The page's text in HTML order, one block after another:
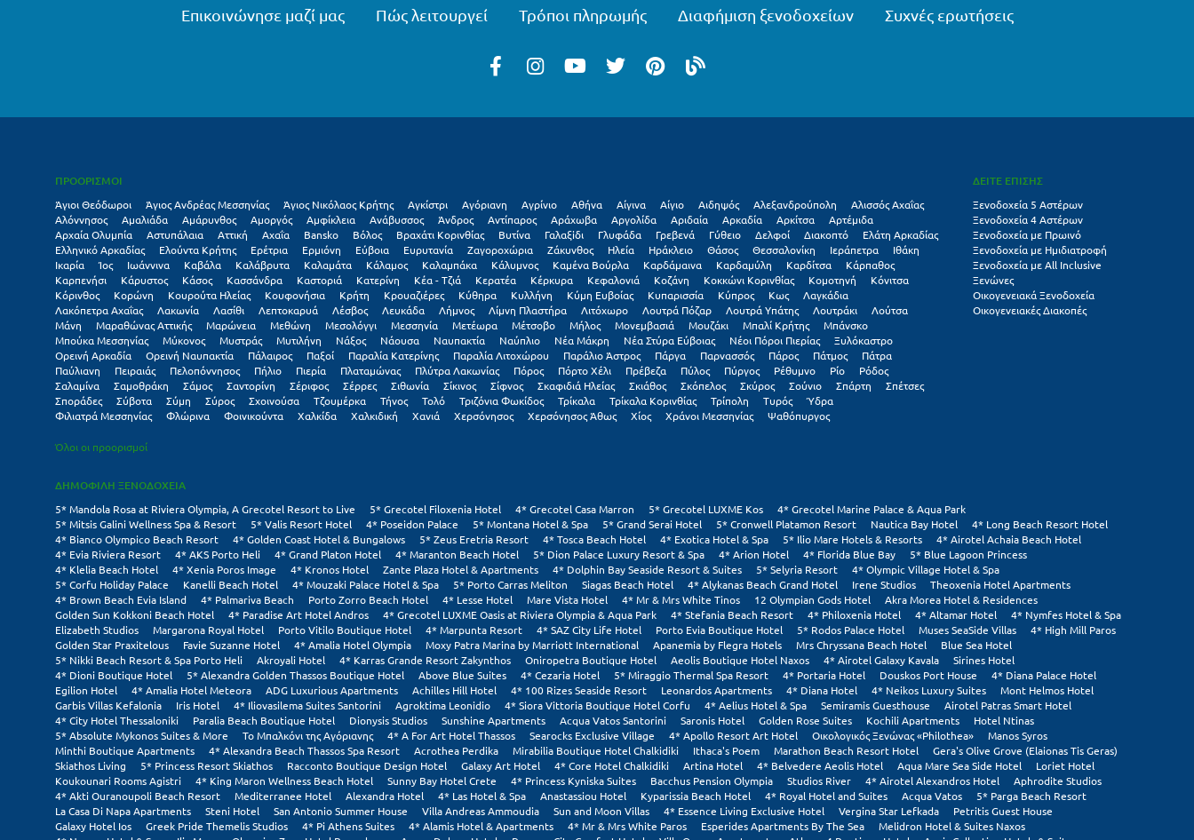
Επικοινώνησε μαζί μας Πώς λειτουργεί Τρόποι πληρωμής Διαφήμιση ξενοδοχείων Συχνές ερωτήσεις
ΠΡΟΟΡΙΣΜΟΙ
Άγιοι Θεόδωροι Άγιος Ανδρέας Μεσσηνίας Άγιος Νικόλαος Κρήτης Αγκίστρι Αγόριανη Αγρίνιο Αθήνα Αίγινα Αίγιο Αιδηψός Αλεξανδρούπολη
Αλισσός Αχαΐας
Αλόννησος
Αμαλιάδα Αμάρυνθος Αμοργός Αμφίκλεια Ανάβυσσος Άνδρος Αντίπαρος Αράχωβα Αργολίδα Αριδαία Αρκαδία Αρκίτσα
Αρτέμιδα
Αρχαία Ολυμπία
Αστυπάλαια Αττική Αχαΐα Βansko Βόλος Βραχάτι Κορινθίας Βυτίνα Γαλαξiδι Γλυφάδα Γρεβενά Γύθειο Δελφοί Διακοπτό
Ελάτη Αρκαδίας
Ελληνικό Αρκαδίας
Ελούντα Κρήτης Ερέτρια Ερμιόνη Εύβοια Ευρυτανία Ζαγοροχώρια Ζάκυνθος Ηλεία Ηράκλειο Θάσος Θεσσαλονίκη Ιεράπετρα
Ιθάκη
Ικαρία
Ίος Ιωάννινα Καβάλα Καλάβρυτα Καλαμάτα Κάλαμος Καλαμπάκα Κάλυμνος Καμένα Βούρλα Καρδάμαινα Καρδαμύλη Καρδίτσα
Κάρπαθος
Καρπενήσι
Κάρυστος Κάσος Κασσάνδρα Καστοριά Κατερίνη Κέα - Τζιά Κερατέα Κέρκυρα Κεφαλονιά Κοζάνη Κοκκώνι Κορινθίας Κομοτηνή
Κόνιτσα
Κόρινθος
Κορώνη Κουρούτα Ηλείας Κουφονήσια Κρήτη Κρουαζιέρες Κύθηρα Κυλλήνη Κύμη Ευβοίας Κυπαρισσία Κύπρος Κως
Λαγκάδια
Λακόπετρα Αχαΐας
Λακωνία Λασίθι Λεπτοκαρυά Λέσβος Λευκάδα Λήμνος Λίμνη Πλαστήρα Λιτόχωρο Λουτρά Πόζαρ Λουτρά Υπάτης Λουτράκι
Λούτσα
Μάνη
Μαραθώνας Αττικής Μαρώνεια Μεθώνη Μεσολόγγι Μεσσηνία Μετέωρα Μέτσοβο Μήλος Μονεμβασιά Μουζάκι Μπαλί Κρήτης
Μπάνσκο
Μπούκα Μεσσηνίας
Μύκονος Μυστράς Μυτιλήνη Νάξος Νάουσα Ναυπακτία Ναύπλιο Νέα Μάκρη Νέα Στύρα Εύβοιας Νέοι Πόροι Πιερίας
Ξυλόκαστρο
Ορεινή Αρκαδία
Ορεινή Ναυπακτία Πάλαιρος Παξοί Παραλία Κατερίνης Παραλία Λιτοχώρου Παράλιο Άστρος Πάργα Παρνασσός Πάρος Πάτμος
Πάτρα
Παύλιανη
Πειραιάς Πελοπόννησος Πήλιο Πιερία Πλαταμώνας Πλύτρα Λακωνίας Πόρος Πόρτο Χέλι Πρέβεζα Πύλος Πύργος Ρέθυμνο Ρίο
Ρόδος
Σαλαμίνα
Σαμοθράκη Σάμος Σαντορίνη Σέριφος Σέρρες Σιθωνία Σίκινος Σίφνος Σκαφιδιά Ηλείας Σκιάθος Σκόπελος Σκύρος Σούνιο Σπάρτη
Σπέτσες
Σποράδες
Σύβοτα Σύμη Σύρος Σχοινούσα Τζουμέρκα Τήνος Τολό Τριζόνια Φωκίδος Τρίκαλα Τρίκαλα Κορινθίας Τρίπολη Τυρός
Ύδρα
Φιλιατρά Μεσσηνίας
Φλώρινα Φοινικούντα Χαλκίδα Χαλκιδική Χανιά Χερσόνησος Χερσόνησος Άθως Χίος Χράνοι Μεσσηνίας Ψαθόπυργος
Όλοι οι προορισμοί
ΔΕΙΤΕ ΕΠΙΣΗΣ
Ξενοδοχεία 5 Αστέρων
Ξενοδοχεία 4 Αστέρων
Ξενοδοχεία με Πρωινό
Ξενοδοχεία με Ημιδιατροφή
Ξενοδοχεία με All Inclusive
Ξενώνες
Οικογενειακά Ξενοδοχεία
Οικογενειακές Διακοπές
ΔΗΜΟΦΙΛΗ ΞΕΝΟΔΟΧΕΙΑ
5* Mandola Rosa at Riviera Olympia, A Grecotel Resort to Live 5* Grecotel Filoxenia Hotel 4* Grecotel Casa Marron 5* Grecotel LUXME Kos
4* Grecotel Marine Palace & Aqua Park
5* Mitsis Galini Wellness Spa & Resort
5* Valis Resort Hotel 4* Poseidon Palace 5* Montana Hotel & Spa 5* Grand Serai Hotel 5* Cronwell Platamon Resort Nautica Bay Hotel
4* Long Beach Resort Hotel
4* Bianco Olympico Beach Resort
4* Golden Coast Hotel & Bungalows 5* Zeus Eretria Resort 4* Tosca Beach Hotel 4* Exotica Hotel & Spa 5* Ilio Mare Hotels & Resorts
4* Airotel Achaia Beach Hotel
4* Evia Riviera Resort
4* AKS Porto Heli 4* Grand Platon Hotel 4* Maranton Beach Hotel 5* Dion Palace Luxury Resort & Spa 4* Arion Hotel 4* Florida Blue Bay
5* Blue Lagoon Princess
4* Klelia Beach Hotel
4* Xenia Poros Image 4* Kronos Hotel Zante Plaza Hotel & Apartments 4* Dolphin Bay Seaside Resort & Suites 5* Selyria Resort
4* Olympic Village Hotel & Spa
5* Corfu Holiday Palace
Kanelli Beach Hotel 4* Mouzaki Palace Hotel & Spa 5* Porto Carras Meliton Siagas Beach Hotel 4* Alykanas Beach Grand Hotel Irene Studios
Theoxenia Hotel Apartments
4* Brown Beach Evia Island
4* Palmariva Beach Porto Zorro Beach Hotel 4* Lesse Hotel Mare Vista Hotel 4* Mr & Mrs White Tinos 12 Olympian Gods Hotel
Akra Morea Hotel & Residences
Golden Sun Kokkoni Beach Hotel
4* Paradise Art Hotel Andros 4* Grecotel LUXME Oasis at Riviera Olympia & Aqua Park 4* Stefania Beach Resort 4* Philoxenia Hotel 4* Altamar Hotel
4* Nymfes Hotel & Spa
Elizabeth Studios
Margarona Royal Hotel Porto Vitilo Boutique Hotel 4* Marpunta Resort 4* SAZ City Life Hotel Porto Evia Boutique Hotel 5* Rodos Palace Hotel Muses SeaSide Villas
4* High Mill Paros
Golden Star Praxitelous
Favie Suzanne Hotel 4* Amalia Hotel Olympia Moxy Patra Marina by Marriott International Apanemia by Flegra Hotels Mrs Chryssana Beach Hotel
Blue Sea Hotel
5* Nikki Beach Resort & Spa Porto Heli
Akroyali Hotel 4* Karras Grande Resort Zakynthos Oniropetra Boutique Hotel Aeolis Boutique Hotel Naxos 4* Airotel Galaxy Kavala
Sirines Hotel
4* Dioni Boutique Hotel
5* Alexandra Golden Thassos Boutique Hotel Above Blue Suites 4* Cezaria Hotel 5* Miraggio Thermal Spa Resort 4* Portaria Hotel Douskos Port House
4* Diana Palace Hotel
Egilion Hotel
4* Amalia Hotel Meteora ADG Luxurious Apartments Achilles Hill Hotel 4* 100 Rizes Seaside Resort Leonardos Apartments 4* Diana Hotel 4* Neikos Luxury Suites
Mont Helmos Hotel
Garbis Villas Kefalonia
Iris Hotel 4* Iliovasilema Suites Santorini Agroktima Leonidio 4* Siora Vittoria Boutique Hotel Corfu 4* Aelius Hotel & Spa Semiramis Guesthouse
Airotel Patras Smart Hotel
4* City Hotel Thessaloniki
Paralia Beach Boutique Hotel Dionysis Studios Sunshine Apartments Acqua Vatos Santorini Saronis Hotel Golden Rose Suites Kochili Apartments
Hotel Ntinas
5* Absolute Mykonos Suites & More
Το Μπαλκόνι της Αγόριανης 4* A For Art Hotel Thassos Searocks Exclusive Village 4* Apollo Resort Art Hotel Οικολογικός Ξενώνας «Philothea»
Manos Syros
Minthi Boutique Apartments
4* Alexandra Beach Thassos Spa Resort Acrothea Perdika Mirabilia Boutique Hotel Chalkidiki Ithaca's Poem Marathon Beach Resort Hotel
Gera's Olive Grove (Elaionas Tis Geras)
Skiathos Living
5* Princess Resort Skiathos Racconto Boutique Design Hotel Galaxy Art Hotel 4* Core Hotel Chalkidiki Artina Hotel 4* Belvedere Aeolis Hotel Aqua Mare Sea Side Hotel
Loriet Hotel
Koukounari Rooms Agistri
4* King Maron Wellness Beach Hotel Sunny Bay Hotel Crete 4* Princess Kyniska Suites Bacchus Pension Olympia Studios River 4* Airotel Alexandros Hotel
Aphrodite Studios
4* Akti Ouranoupoli Beach Resort
Mediterranee Hotel Alexandra Hotel 4* Las Hotel & Spa Anastassiou Hotel Kyparissia Beach Hotel 4* Royal Hotel and Suites Acqua Vatos
5* Parga Beach Resort
La Casa Di Napa Apartments
Steni Hotel San Antonio Summer House Villa Andreas Ammoudia Sun and Moon Villas 4* Essence Living Exclusive Hotel Vergina Star Lefkada
Petritis Guest House
Galaxy Hotel Ios
Greek Pride Themelis Studios 4* Pi Athens Suites 4* Alamis Hotel & Apartments 4* Mr & Mrs White Paros Esperides Apartments By The Sea
Melidron Hotel & Suites Naxos